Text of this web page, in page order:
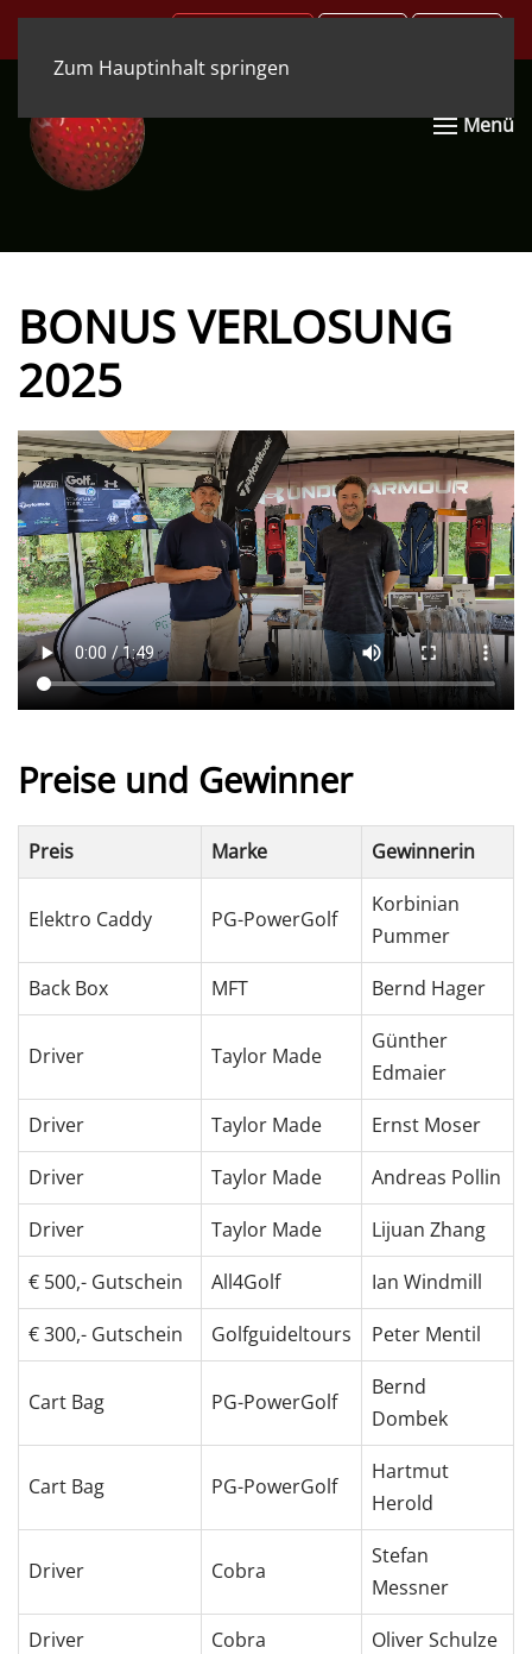
Zum Hauptinhalt springen
Menü
BONUS VERLOSUNG
2025
Preise und Gewinner
Preis Marke Gewinnerin
Elektro Caddy PG-PowerGolf
Korbinian
Pummer
Back Box
MFT Bernd Hager
Driver Taylor Made
Günther
Edmaier
Driver
Taylor Made
Ernst Moser
Driver
Taylor Made
Andreas Pollin
Driver
Taylor Made
Lijuan Zhang
€ 500,- Gutschein
All4Golf
Ian Windmill
€ 300,- Gutschein
Golfguideltours Peter Mentil
Cart Bag PG-PowerGolf
Bernd
Dombek
Cart Bag PG-PowerGolf
Hartmut
Herold
Driver Cobra
Stefan
Messner
Driver
Cobra
Oliver Schulze